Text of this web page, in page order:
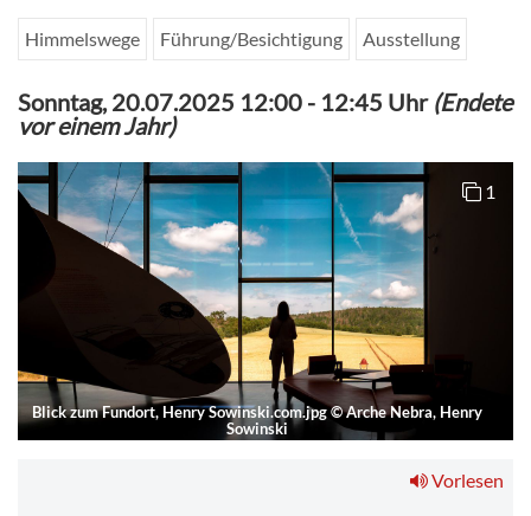
Himmelswege Führung/Besichtigung Ausstellung
Sonntag, 20.07.2025 12:00 - 12:45 Uhr(Endete
vor einem Jahr)
Blick zum Fundort, Henry Sowinski.com.jpg©Arche Nebra, Henry
Sowinski
1
Vorlesen